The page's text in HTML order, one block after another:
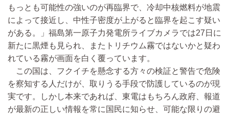
もっとも可能性の強いのが再臨界で、冷却中核燃料が地震
によって接近し、中性子密度が上がると臨界を起こす疑い
がある。」福島第一原子力発電所ライブカメラでは27日に
新たに黒煙も見られ、またトリチウム霧ではないかと疑わ
れている霧が画面を白く覆っています。
この国は、フクイチを懸念する方々の検証と警告で危険
を察知する人だけが、取りうる手段で防護しているのが現
実です。しかし本来であれば、東電はもちろん政府、報道
が最新の正しい情報を常に国民に知らせ、可能な限りの避